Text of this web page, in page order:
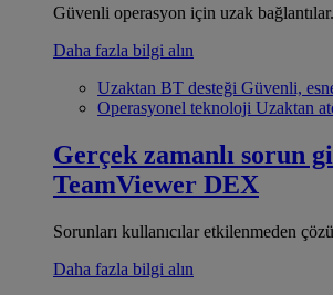
Güvenli operasyon için uzak bağlantılar.
Daha fazla bilgi alın
Uzaktan BT desteği Güvenli,
Operasyonel teknoloji Uzaktan
Gerçek zamanlı sorun
TeamViewer DEX
Sorunları kullanıcılar etkilenmeden
Daha fazla bilgi alın